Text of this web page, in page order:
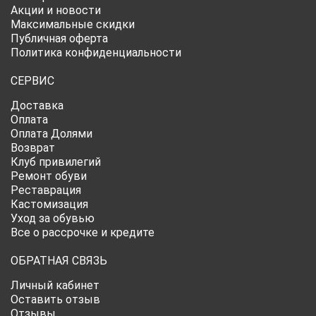
Акции и новости
Максимальные скидки
Публичная оферта
Политика конфиденциальности
СЕРВИС
Доставка
Оплата
Оплата Долями
Возврат
Клуб привилегий
Ремонт обуви
Реставрация
Кастомизация
Уход за обувью
Все о рассрочке и кредите
ОБРАТНАЯ СВЯЗЬ
Личный кабинет
Оставить отзыв